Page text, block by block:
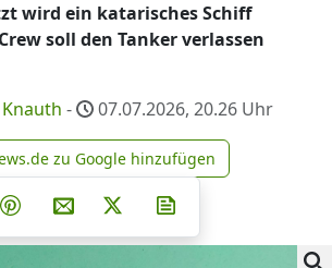
wird ein katarisches Schiff
soll den Tanker verlassen
- 07.07.2026, 20.26 Uhr
news.de zu Google
zu Google hinzufügen
Teilen auf Facebook
Teilen auf Whatsapp
Teilen auf Telegram
Teilen auf Pinterest
Per E-Mail teilen
Post auf X